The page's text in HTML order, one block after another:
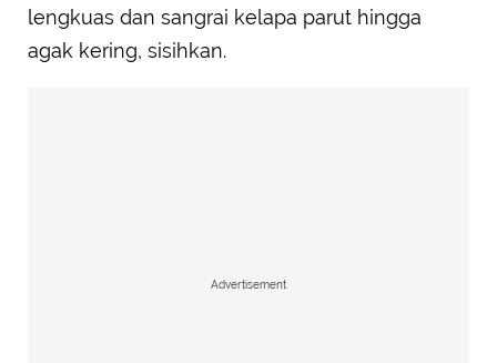
lengkuas dan sangrai kelapa parut hingga
agak kering, sisihkan.
Advertisement